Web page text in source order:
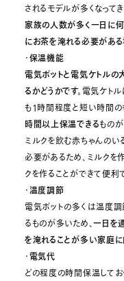
されるモデルが多くなってき
家族の人数が多く一日に
にお茶を淹れる必要があ
・保温機能
電気ポットと電気ケトル
るかどうかです。電気ケト
も1時間程度と短い時間の
時間以上保温できるもの
ミルクを飲む赤ちゃんの
必要があるため、ミルク
クを作ることができて便利
・温度調節
電気ポットの多くは温度
るものが多いため、一日を
を淹れることが多い家庭に
・電気代
どの程度の時間保温して